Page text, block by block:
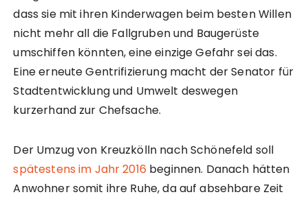
dass sie mit ihren Kinderwagen beim besten Willen
nicht mehr all die Fallgruben und Baugerüste
umschiffen könnten, eine einzige Gefahr sei das.
Eine erneute Gentrifizierung macht der Senator für
Stadtentwicklung und Umwelt deswegen
kurzerhand zur Chefsache.
Der Umzug von Kreuzkölln nach Schönefeld soll
spätestens im Jahr 2016 beginnen. Danach hätten
Anwohner somit ihre Ruhe, da auf absehbare Zeit